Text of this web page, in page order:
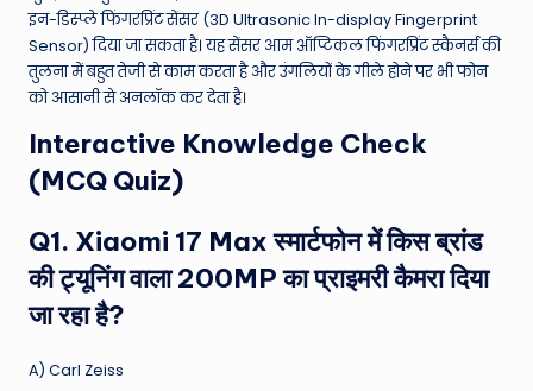
इन-डिस्प्ले फिंगरप्रिंट सेंसर (3D Ultrasonic In-display Fingerprint
Sensor) दिया जा सकता है। यह सेंसर आम ऑप्टिकल फिंगरप्रिंट स्कैनर्स की
तुलना में बहुत तेजी से काम करता है और उंगलियों के गीले होने पर भी फोन
को आसानी से अनलॉक कर देता है।
Interactive Knowledge Check
(MCQ Quiz)
Q1. Xiaomi 17 Max स्मार्टफोन में किस ब्रांड
की ट्यूनिंग वाला 200MP का प्राइमरी कैमरा दिया
जा रहा है?
A) Carl Zeiss